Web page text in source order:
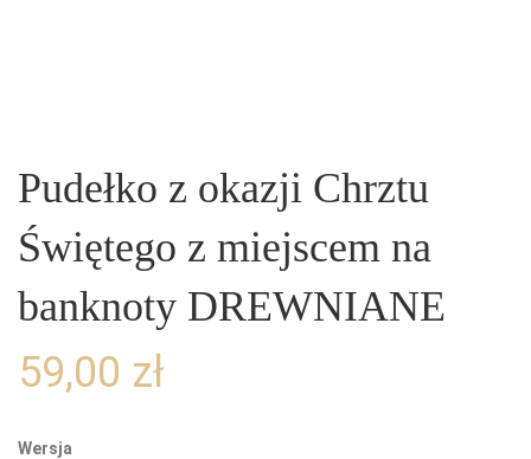
Pudełko z okazji Chrztu
Świętego z miejscem na
banknoty DREWNIANE
59,00 zł
Wersja